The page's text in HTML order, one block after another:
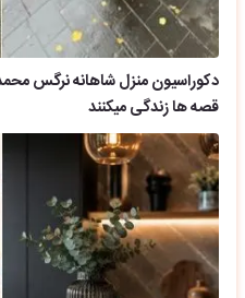
دکوراسیون منزل شاهانه نرگس
قصه ها زندگی میکنند